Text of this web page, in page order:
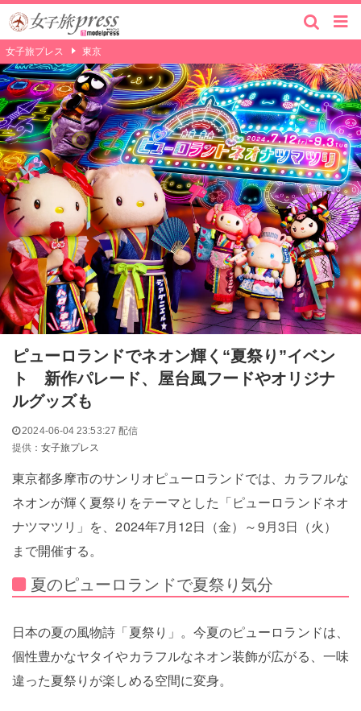
女子旅プレス 東京
ピューロランドでネオン輝く“夏祭り”イベン
ト 新作パレード、屋台風フードやオリジナ
ルグッズも
2024-06-04 23:53:27 配信
提供：女子旅プレス
東京都多摩市のサンリオピューロランドでは、カラフルな
ネオンが輝く夏祭りをテーマとした「ピューロランドネオ
ナツマツリ」を、2024年7月12日（金）～9月3日（火）
まで開催する。
夏のピューロランドで夏祭り気分
日本の夏の風物詩「夏祭り」。今夏のピューロランドは、
個性豊かなヤタイやカラフルなネオン装飾が広がる、一味
違った夏祭りが楽しめる空間に変身。